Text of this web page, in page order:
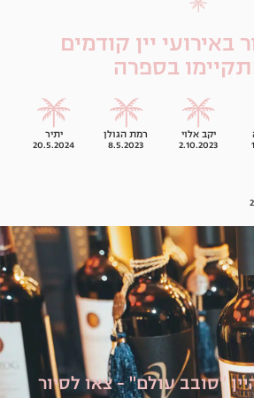
באירועי יין קודמים
בספרה
יקב אלוי
2.10.2023
רמת הגולן
8.5.2023
יתיר
20.5.2024
"סובב עולם" - צאו לסיור